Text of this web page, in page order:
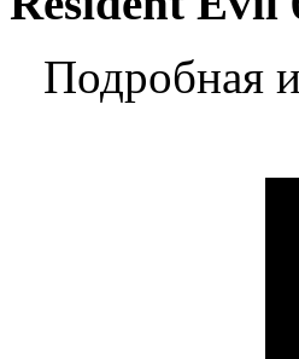
Подробная